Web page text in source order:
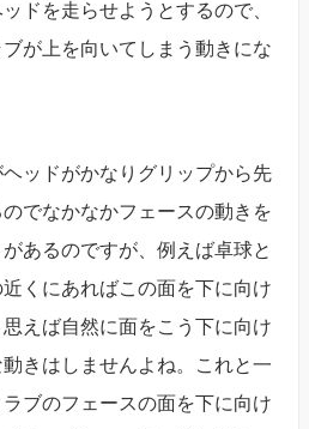
ドを走らせようとするので、
が上を向いてしまう動きにな
ッドがかなりグリップから先
でなかなかフェースの動きを
あるのですが、例えば卓球と
くにあればこの面を下に向け
えば自然に面をこう下に向け
きはしませんよね。これと一
ブのフェースの面を下に向け